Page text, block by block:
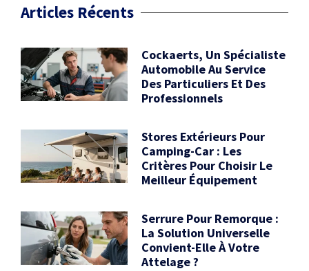
Articles Récents
Cockaerts, Un Spécialiste
Automobile Au Service
Des Particuliers Et Des
Professionnels
Stores Extérieurs Pour
Camping-Car : Les
Critères Pour Choisir Le
Meilleur Équipement
Serrure Pour Remorque :
La Solution Universelle
Convient-Elle À Votre
Attelage ?